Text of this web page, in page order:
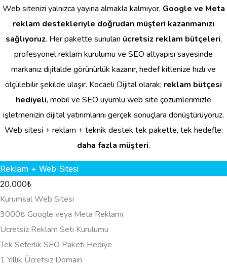
Web sitenizi yalnızca yayına almakla kalmıyor, Google ve Meta
reklam destekleriyle doğrudan müşteri kazanmanızı
sağlıyoruz. Her pakette sunulan ücretsiz reklam bütçeleri,
profesyonel reklam kurulumu ve SEO altyapısı sayesinde
markanız dijitalde görünürlük kazanır, hedef kitlenize hızlı ve
ölçülebilir şekilde ulaşır. Kocaeli Dijital olarak; reklam bütçesi
hediyeli, mobil ve SEO uyumlu web site çözümlerimizle
işletmenizin dijital yatırımlarını gerçek sonuçlara dönüştürüyoruz.
Web sitesi + reklam + teknik destek tek pakette, tek hedefle:
daha fazla müşteri.
Reklam + Web Sitesi
20.000₺
Kurumsal Web Sitesi
3000₺ Google veya Meta Reklamı
Ücretsiz Reklam Seti Kurulumu
Tek Seferlik SEO Paketi Hediye
1 Yıllık Ücretsiz Domain